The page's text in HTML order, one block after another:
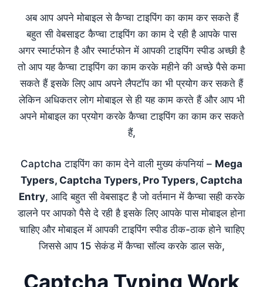
अब आप अपने मोबाइल से कैप्चा टाइपिंग का काम कर सकते हैं
बहुत सी वेबसाइट कैप्चा टाइपिंग का काम दे रही है आपके पास
अगर स्मार्टफोन है और स्मार्टफोन में आपकी टाइपिंग स्पीड अच्छी है
तो आप यह कैप्चा टाइपिंग का काम करके महीने की अच्छे पैसे कमा
सकते हैं इसके लिए आप अपने लैपटॉप का भी प्रयोग कर सकते हैं
लेकिन अधिकतर लोग मोबाइल से ही यह काम करते हैं और आप भी
अपने मोबाइल का प्रयोग करके कैप्चा टाइपिंग का काम कर सकते
हैं,
Captcha टाइपिंग का काम देने वाली मुख्य कंपनियां – Mega
Typers, Captcha Typers, Pro Typers, Captcha
Entry, आदि बहुत सी वेबसाइट है जो वर्तमान में कैप्चा सही करके
डालने पर आपको पैसे दे रही है इसके लिए आपके पास मोबाइल होना
चाहिए और मोबाइल में आपकी टाइपिंग स्पीड ठीक-ठाक होने चाहिए
जिससे आप 15 सेकंड में कैप्चा सॉल्व करके डाल सके,
Captcha Typing Work